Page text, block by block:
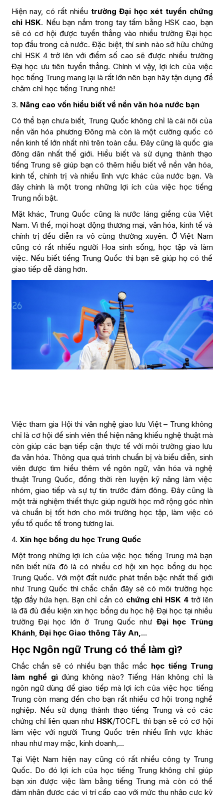
Hiện nay, có rất nhiều trường Đại học xét tuyển chứng
chỉ HSK. Nếu bạn nắm trong tay tấm bằng HSK cao, bạn
sẽ có cơ hội được tuyển thẳng vào nhiều trường Đại học
top đầu trong cả nước. Đặc biệt, thí sinh nào sở hữu chứng
chỉ HSK 4 trở lên với điểm số cao sẽ được nhiều trường
Đại học ưu tiên tuyển thẳng. Chính vì vậy, lợi ích của việc
học tiếng Trung mang lại là rất lớn nên bạn hãy tận dụng để
chăm chỉ học tiếng Trung nhé!
3. Nâng cao vốn hiểu biết về nền văn hóa nước bạn
Có thể bạn chưa biết, Trung Quốc không chỉ là cái nôi của
nền văn hóa phương Đông mà còn là một cường quốc có
nền kinh tế lớn nhất nhì trên toàn cầu. Đây cũng là quốc gia
đông dân nhất thế giới. Hiểu biết và sử dụng thành thạo
tiếng Trung sẽ giúp bạn có thêm hiểu biết về nền văn hóa,
kinh tế, chính trị và nhiều lĩnh vực khác của nước bạn. Và
đây chính là một trong những lợi ích của việc học tiếng
Trung nổi bật.
Mặt khác, Trung Quốc cũng là nước láng giềng của Việt
Nam. Vì thế, mọi hoạt động thương mại, văn hóa, kinh tế và
chính trị đều diễn ra vô cùng thường xuyên. Ở Việt Nam
cũng có rất nhiều người Hoa sinh sống, học tập và làm
việc. Nếu biết tiếng Trung Quốc thì bạn sẽ giúp họ có thể
giao tiếp dễ dàng hơn.
Việc tham gia Hội thi văn nghệ giao lưu Việt – Trung không
chỉ là cơ hội để sinh viên thể hiện năng khiếu nghệ thuật mà
còn giúp các bạn tiếp cận thực tế với môi trường giao lưu
đa văn hóa. Thông qua quá trình chuẩn bị và biểu diễn, sinh
viên được tìm hiểu thêm về ngôn ngữ, văn hóa và nghệ
thuật Trung Quốc, đồng thời rèn luyện kỹ năng làm việc
nhóm, giao tiếp và sự tự tin trước đám đông. Đây cũng là
một trải nghiệm thiết thực giúp người học mở rộng góc nhìn
và chuẩn bị tốt hơn cho môi trường học tập, làm việc có
yếu tố quốc tế trong tương lai.
4. Xin học bổng du học Trung Quốc
Một trong những lợi ích của việc học tiếng Trung mà bạn
nên biết nữa đó là có nhiều cơ hội xin học bổng du học
Trung Quốc. Với một đất nước phát triển bậc nhất thế giới
như Trung Quốc thì chắc chắn đây sẽ có môi trường học
tập đầy hứa hẹn. Bạn chỉ cần có chứng chỉ HSK 4 trở lên
là đã đủ điều kiện xin học bổng du học hệ Đại học tại nhiều
trường Đại học lớn ở Trung Quốc như Đại học Trùng
Khánh, Đại học Giao thông Tây An,…
Học Ngôn ngữ Trung có thể làm gì?
Chắc chắn sẽ có nhiều bạn thắc mắc học tiếng Trung
làm nghề gìđúng không nào? Tiếng Hán không chỉ là
ngôn ngữ dùng để giao tiếp mà lợi ích của việc học tiếng
Trung còn mang đến cho bạn rất nhiều cơ hội trong nghề
nghiệp. Nếu sử dụng thành thạo tiếng Trung và có các
chứng chỉ liên quan như HSK/TOCFL thì bạn sẽ có cơ hội
làm việc với người Trung Quốc trên nhiều lĩnh vực khác
nhau như may mặc, kinh doanh,…
Tại Việt Nam hiện nay cũng có rất nhiều công ty Trung
Quốc. Do đó lợi ích của học tiếng Trung không chỉ giúp
bạn xin được việc làm bằng tiếng Trung mà còn có thể
đảm nhận được các vị trí cấp cao với mức thu nhập cực kỳ